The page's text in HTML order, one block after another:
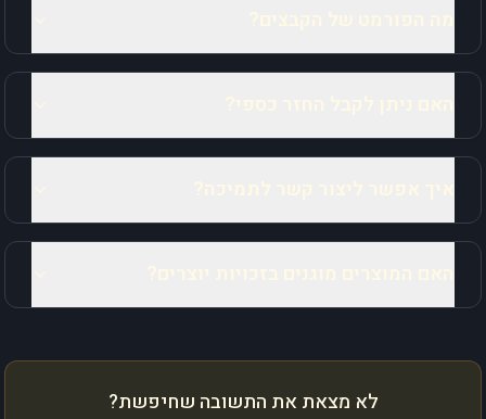
לא מצאת את התשובה שחיפשת?